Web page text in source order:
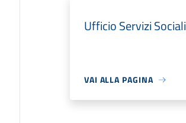
Ufficio Servizi Sociali
VAI ALLA PAGINA